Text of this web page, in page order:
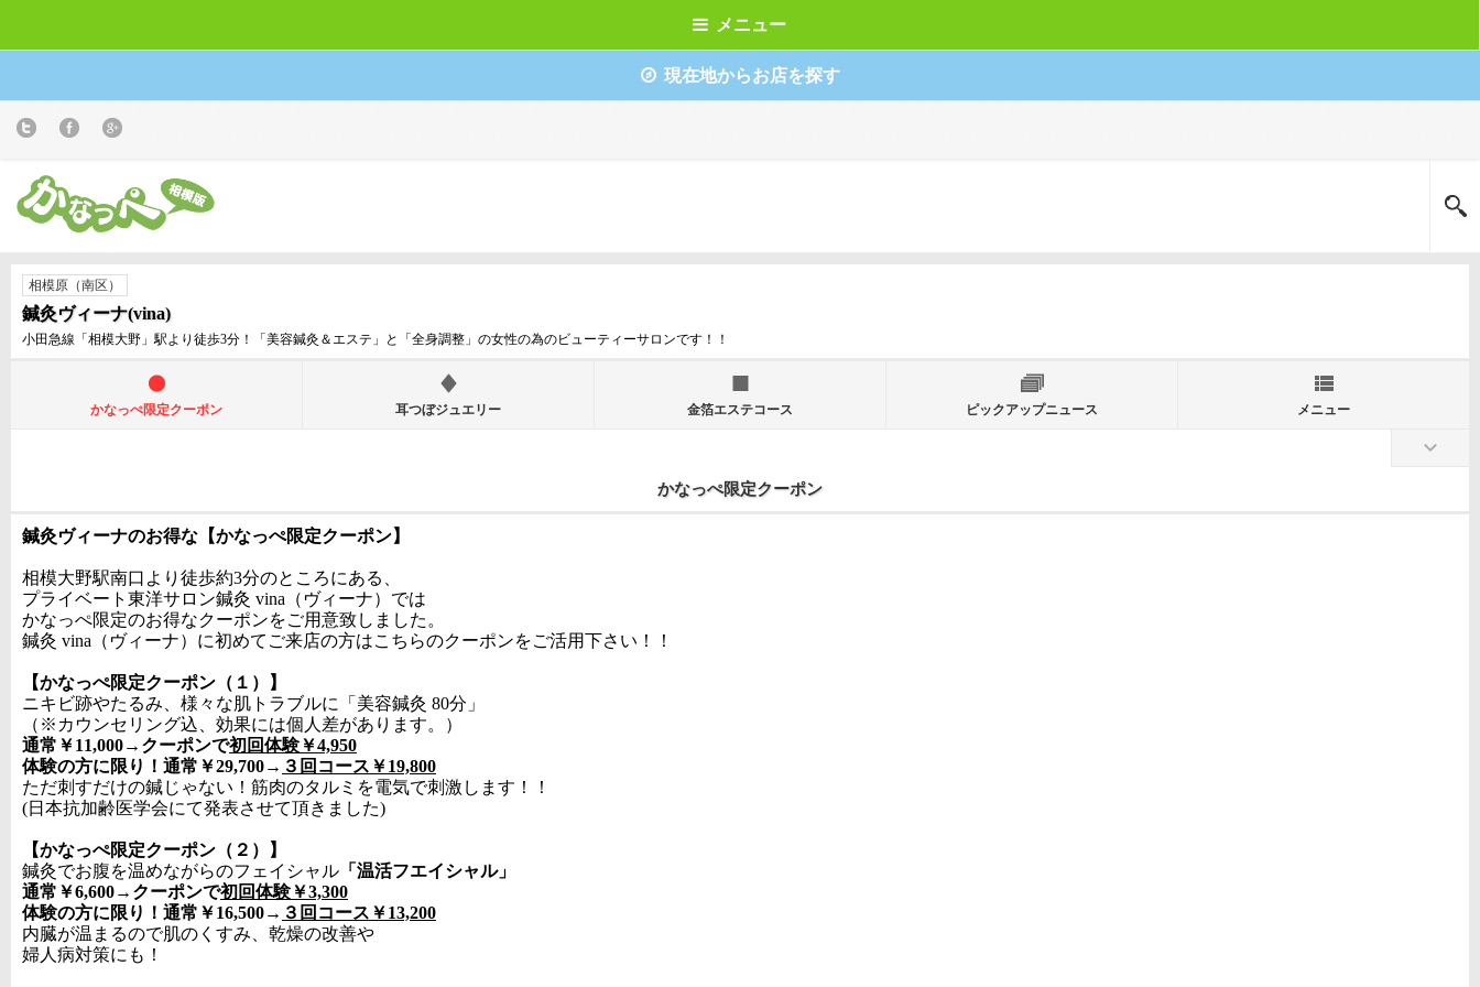
メニュー
現在地からお店を探す
相模原（南区）
鍼灸ヴィーナ(vina)
小田急線「相模大野」駅より徒歩3分！「美容鍼灸＆エステ」と「全身調整」の女性の為のビューティーサロンです！！
かなっぺ限定クーポン 耳つぼジュエリー 金箔エステコース ピックアップニュース メニュー
かなっぺ限定クーポン
鍼灸ヴィーナのお得な【かなっぺ限定クーポン】
相模大野駅南口より徒歩約3分のところにある、
プライベート東洋サロン鍼灸 vina（ヴィーナ）では
かなっぺ限定のお得なクーポンをご用意致しました。
鍼灸 vina（ヴィーナ）に初めてご来店の方はこちらのクーポンをご活用下さい！！
【かなっぺ限定クーポン（１）】
ニキビ跡やたるみ、様々な肌トラブルに「美容鍼灸 80分」
（※カウンセリング込、効果には個人差があります。）
通常￥11,000→クーポンで初回体験￥4,950
体験の方に限り！通常￥29,700→ ３回コース￥19,800
ただ刺すだけの鍼じゃない！筋肉のタルミを電気で刺激します！！
(日本抗加齢医学会にて発表させて頂きました)
【かなっぺ限定クーポン（２）】
鍼灸でお腹を温めながらのフェイシャル 「温活フエイシャル」
通常￥6,600→クーポンで初回体験￥3,300
体験の方に限り！通常￥16,500→ ３回コース￥13,200
内臓が温まるので肌のくすみ、乾燥の改善や
婦人病対策にも！